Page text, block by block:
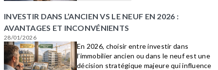
INVESTIR DANS L’ANCIEN VS LE NEUF EN 2026 :
AVANTAGES ET INCONVÉNIENTS
28/01/2026
En 2026, choisir entre investir dans
l’immobilier ancien ou dans le neuf est une
décision stratégique majeure qui influence